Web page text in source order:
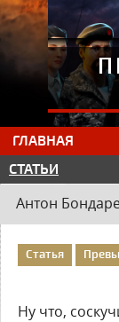
ПРОЧЕЕ
ИГРЫ ОТ
ГЛАВНАЯ
СТАТЬИ
Антон
Статья
Ну что,